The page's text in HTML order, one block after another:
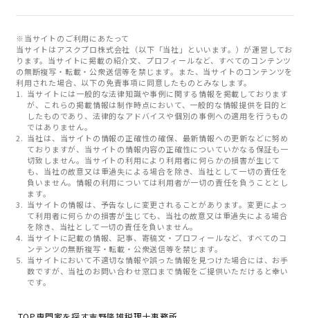
※当サイトのご利用にあたって
当サイトはアスクプロ株式会社（以下「当社」といいます。）が運営してお
ります。当サイトに掲載の紹介文、プロフィールなど、すべてのコンテンツ
の無断複写・転載・公衆送信等を禁じます。また、当サイトのコンテンツを
利用された場合、以下の免責事項に同意したものとみなします。
当サイトには一般的な法律知識や事例に関する情報を掲載しております
が、これらの掲載情報は制作時点において、一般的な情報提供を目的と
したものであり、法律的なアドバイスや個別の事例への適用を行うもの
ではありません。
当社は、当サイトの情報の正確性の確保、最新情報への更新などに努め
ておりますが、当サイトの情報内容の正確性についていかなる保証も一
切致しません。当サイトの利用により利用者に何らかの損害が生じて
も、当社の故意又は重過失による場合を除き、当社として一切の責任を
負いません。情報の利用については利用者が一切の責任を負うこととし
ます。
当サイトの情報は、予告なしに変更されることがあります。変更によっ
て利用者に何らかの損害が生じても、当社の故意又は重過失による場合
を除き、当社として一切の責任を負いません。
当サイトに記載の情報、記事、寄稿文・プロフィールなど、すべてのコ
ンテンツの無断複写・転載・公衆送信等を禁じます。
当サイトにおいて不適切な情報や誤った情報を見つけた場合には、お手
数ですが、当社のお問い合わせ窓口まで情報をご提供いただけると幸い
です。